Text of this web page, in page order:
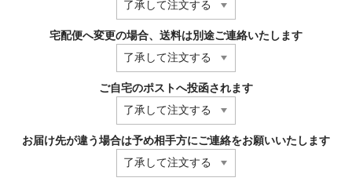
宅配便へ変更の場合、送料は別途ご連絡いたします
ご自宅のポストへ投函されます
お届け先が違う場合は予め相手方にご連絡をお願いいたします